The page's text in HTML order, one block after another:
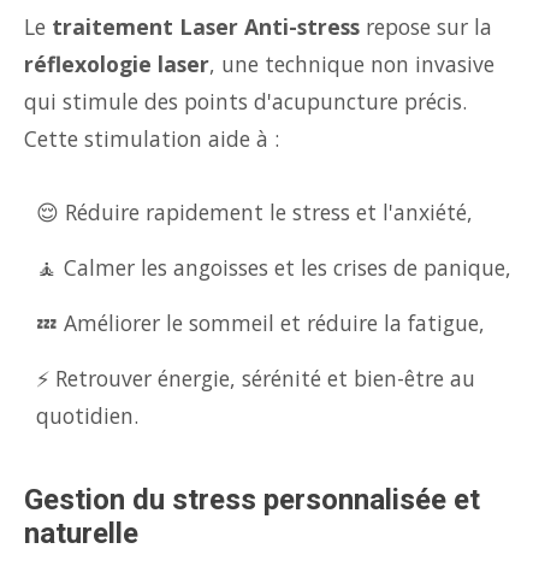
Le traitement Laser Anti-stress repose sur la
réflexologie laser, une technique non invasive
qui stimule des points d'acupuncture précis.
Cette stimulation aide à :
😌 Réduire rapidement le stress et l'anxiété,
🧘 Calmer les angoisses et les crises de panique,
💤 Améliorer le sommeil et réduire la fatigue,
⚡ Retrouver énergie, sérénité et bien-être au
quotidien.
Gestion du stress personnalisée et
naturelle